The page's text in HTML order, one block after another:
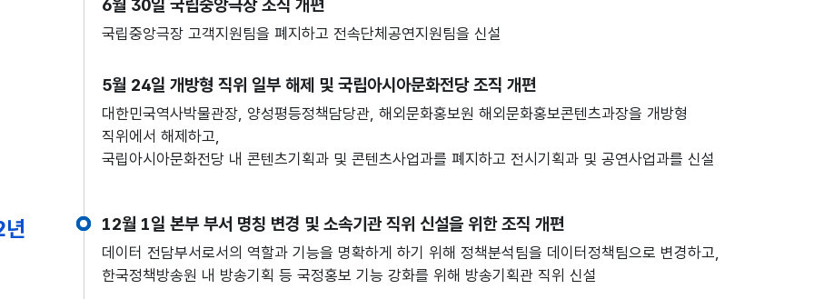
6월 30일 국립중앙극장 조직 개편
국립중앙극장 고객지원팀을 폐지하고 전속단체공연지원팀을 신설
5월 24일 개방형 직위 일부 해제 및 국립아시아문화전당 조직 개편
대한민국역사박물관장, 양성평등정책담당관, 해외문화홍보원 해외문화홍보콘텐츠과장을 개방형
직위에서 해제하고,
국립아시아문화전당 내 콘텐츠기획과 및 콘텐츠사업과를 폐지하고 전시기획과 및 공연사업과를 신설
12월 1일 본부 부서 명칭 변경 및 소속기관 직위 신설을 위한 조직 개편
데이터 전담부서로서의 역할과 기능을 명확하게 하기 위해 정책분석팀을 데이터정책팀으로 변경하고,
한국정책방송원 내 방송기획 등 국정홍보 기능 강화를 위해 방송기획관 직위 신설